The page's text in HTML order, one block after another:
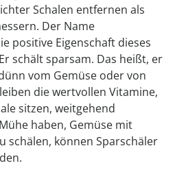
Schalen entfernen als
Der Name
positive Eigenschaft dieses
schält sparsam. Das heißt, er
vom Gemüse oder von
die wertvollen Vitamine,
sitzen, weitgehend
haben, Gemüse mit
schälen, können Sparschäler